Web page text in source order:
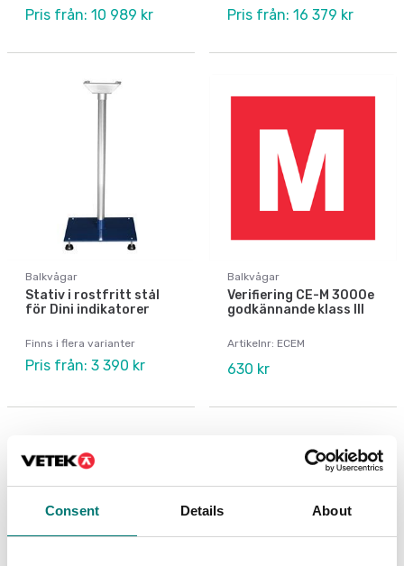
Consent Details About
Pris från: 10 989 kr Pris från: 16 379 kr
Balkvågar
Stativ i rostfritt stål
för Dini indikatorer
Finns i flera varianter
Pris från: 3 390 kr
Balkvågar
Verifiering CE-M 3000e
godkännande klass III
Artikelnr: ECEM
630 kr
Är tillbehör till
Visar16/31